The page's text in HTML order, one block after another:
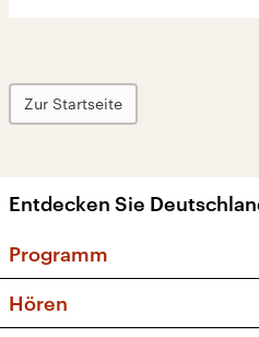
Zur Startseite
Entdecken Sie
Programm
Sendungen und
Hören